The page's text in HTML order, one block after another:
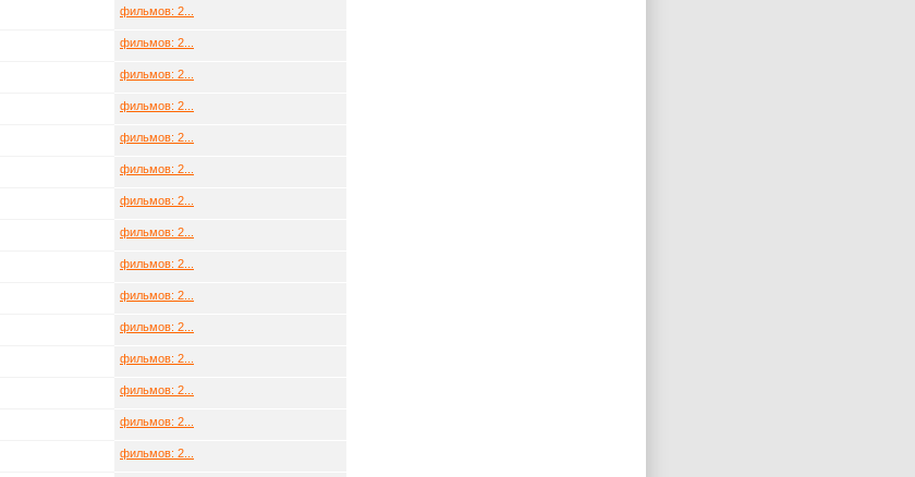
фильмов: 2...
фильмов: 2...
фильмов: 2...
фильмов: 2...
фильмов: 2...
фильмов: 2...
фильмов: 2...
фильмов: 2...
фильмов: 2...
фильмов: 2...
фильмов: 2...
фильмов: 2...
фильмов: 2...
фильмов: 2...
фильмов: 2...